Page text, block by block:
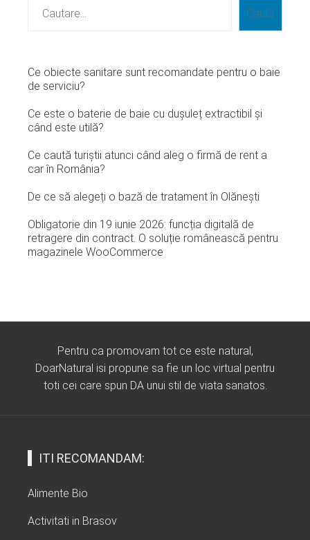
Caută
Ce obiecte sanitare sunt recomandate pentru o baie
de serviciu?
Ce este o baterie de baie cu dușuleț extractibil și
când este utilă?
Ce caută turiștii atunci când aleg o firmă de rent a
car în România?
De ce să alegeți o bază de tratament în Olănești
Obligatorie din 19 iunie 2026: funcția digitală de
retragere din contract. O soluție românească pentru
magazinele WooCommerce
Pentru ca promovam tot ce este natural,
DoarNatural isi propune sa fie un loc virtual pentru
toti cei care spun DA unui stil de viata sanatos.
ITI RECOMANDAM:
Alimente Bio
Activitati in Brasov